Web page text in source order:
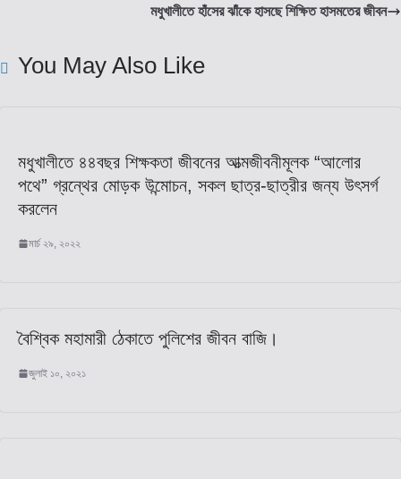
মধুখালীতে হাঁসের ঝাঁকে হাসছে শিক্ষিত হাসমতের জীবন
You May Also Like
মধুখালীতে ৪৪বছর শিক্ষকতা জীবনের আত্মজীবনীমূলক “আলোর
পথে” গ্রন্থের মোড়ক উন্মোচন, সকল ছাত্র-ছাত্রীর জন্য উৎসর্গ
করলেন
মার্চ ২৯, ২০২২
বৈশ্বিক মহামারী ঠেকাতে পুলিশের জীবন বাজি।
জুলাই ১০, ২০২১